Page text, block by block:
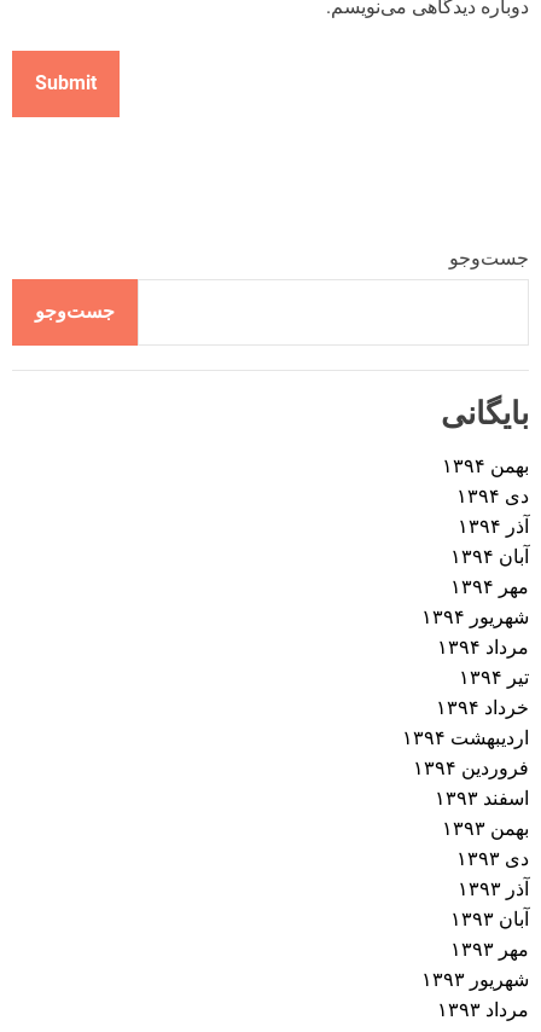
دوباره دیدگاهی می‌نویسم.
جست‌وجو
جست‌وجو
بایگانی
بهمن ۱۳۹۴
دی ۱۳۹۴
آذر ۱۳۹۴
آبان ۱۳۹۴
مهر ۱۳۹۴
شهریور ۱۳۹۴
مرداد ۱۳۹۴
تیر ۱۳۹۴
خرداد ۱۳۹۴
اردیبهشت ۱۳۹۴
فروردین ۱۳۹۴
اسفند ۱۳۹۳
بهمن ۱۳۹۳
دی ۱۳۹۳
آذر ۱۳۹۳
آبان ۱۳۹۳
مهر ۱۳۹۳
شهریور ۱۳۹۳
مرداد ۱۳۹۳